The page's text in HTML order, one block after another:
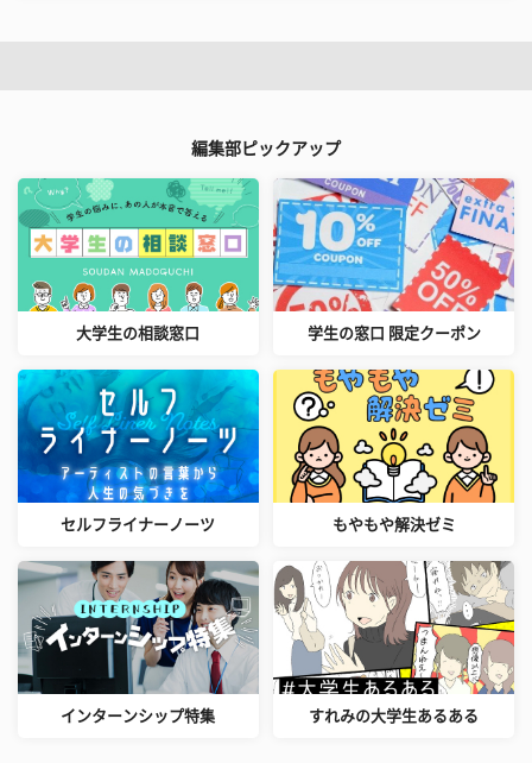
編集部ピックアップ
大学生の相談窓口 学生の窓口 限定クーポン
セルフライナーノーツ もやもや解決ゼミ
インターンシップ特集 すれみの大学生あるある